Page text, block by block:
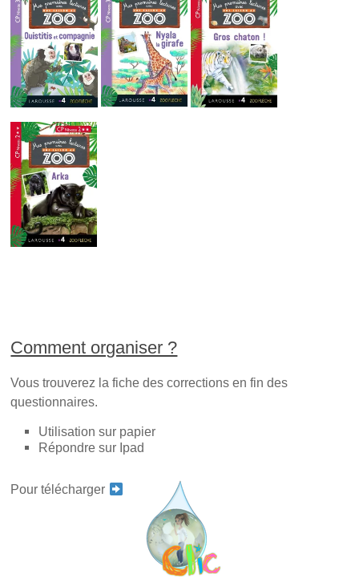
Comment organiser ?
Vous trouverez la fiche des corrections en fin des
questionnaires.
Utilisation sur papier
Répondre sur Ipad
Pour télécharger